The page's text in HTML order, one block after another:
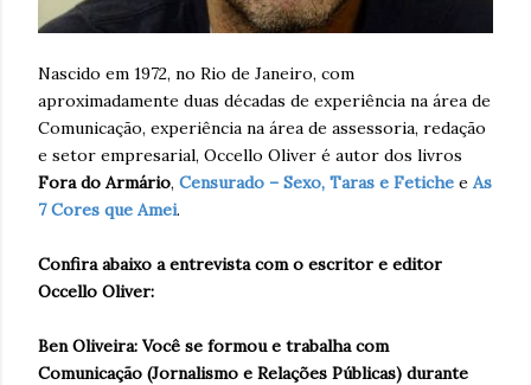
Nascido em 1972, no Rio de Janeiro, com
aproximadamente duas décadas de experiência na área de
Comunicação, experiência na área de assessoria, redação
e setor empresarial, Occello Oliver é autor dos livros
Fora do Armário, Censurado – Sexo, Taras e Fetiche e As
7 Cores que Amei.
Confira abaixo a entrevista com o escritor e editor
Occello Oliver:
Ben Oliveira: Você se formou e trabalha com
Comunicação (Jornalismo e Relações Públicas) durante